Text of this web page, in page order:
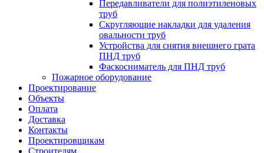
Передавливатели для полиэтиленовых
труб
Скругляющие накладки для удаления
овальности труб
Устройства для снятия внешнего грата
ПНД труб
Фаскосниматель для ПНД труб
Пожарное оборудование
Проектирование
Объекты
Оплата
Доставка
Контакты
Проектировщикам
Строителям